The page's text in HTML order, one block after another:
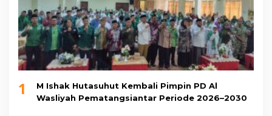
1
M Ishak Hutasuhut Kembali Pimpin PD Al
Wasliyah Pematangsiantar Periode 2026–2030